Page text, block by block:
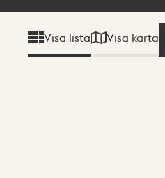
Visa lista Visa karta